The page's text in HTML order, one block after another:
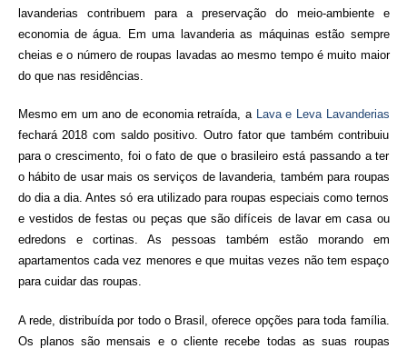
lavanderias contribuem para a preservação do meio-ambiente e
economia de água. Em uma lavanderia as máquinas estão sempre
cheias e o número de roupas lavadas ao mesmo tempo é muito maior
do que nas residências.
Mesmo em um ano de economia retraída, a Lava e Leva Lavanderias
fechará 2018 com saldo positivo. Outro fator que também contribuiu
para o crescimento, foi o fato de que o brasileiro está passando a ter
o hábito de usar mais os serviços de lavanderia, também para roupas
do dia a dia. Antes só era utilizado para roupas especiais como ternos
e vestidos de festas ou peças que são difíceis de lavar em casa ou
edredons e cortinas. As pessoas também estão morando em
apartamentos cada vez menores e que muitas vezes não tem espaço
para cuidar das roupas.
A rede, distribuída por todo o Brasil, oferece opções para toda família.
Os planos são mensais e o cliente recebe todas as suas roupas